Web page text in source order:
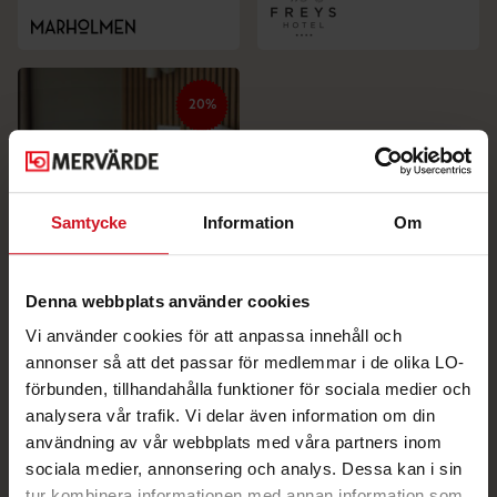
Samtycke Information Om
Denna webbplats använder cookies
Vi använder cookies för att anpassa innehåll och
annonser så att det passar för medlemmar i de olika LO-
förbunden, tillhandahålla funktioner för sociala medier och
analysera vår trafik. Vi delar även information om din
användning av vår webbplats med våra partners inom
sociala medier, annonsering och analys. Dessa kan i sin
20%
hotellövernattning hos
Medlefors Hotell &